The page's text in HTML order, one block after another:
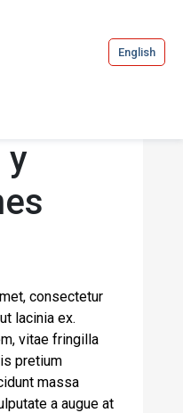
English
y
consectetur
lacinia ex.
vitae fringilla
pretium
massa
a augue at